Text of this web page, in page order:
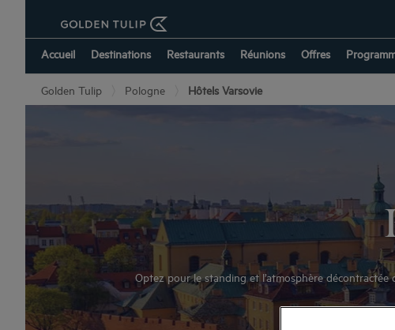
Accueil Destinations Restaurants Réunions Offres
Golden Tulip Pologne Hôtels Varsovie
Optez pour le standing et l’atmosphère décontractée